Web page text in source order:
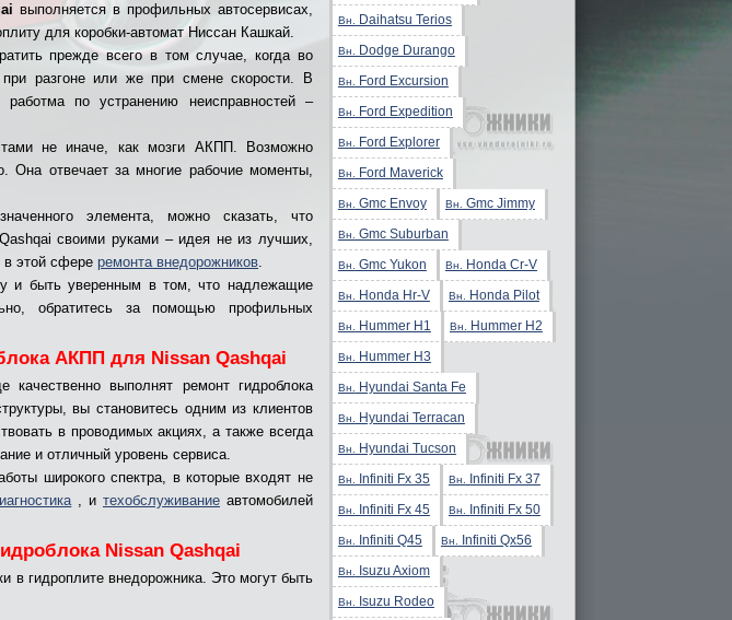
выполняется в профильных автосервисах,
для коробки-автомат Ниссан Кашкай.
прежде всего в том случае, когда во
разгоне или же при смене скорости. В
по устранению неисправностей –
не иначе, как мозги АКПП. Возможно
Она отвечает за многие рабочие моменты,
элемента, можно сказать, что
своими руками – идея не из лучших,
в этой сфереремонта внедорожников.
и быть уверенным в том, что надлежащие
обратитесь за помощью профильных
АКПП для Nissan Qashqai
качественно выполнят ремонт гидроблока
вы становитесь одним из клиентов
в проводимых акциях, а также всегда
и отличный уровень сервиса.
широкого спектра, в которые входят не
, и техобслуживание автомобилей
Nissan Qashqai
в гидроплите внедорожника. Это могут быть
Вн. Daihatsu Terios
Вн. Dodge Durango
Вн. Ford Excursion
Вн. Ford Expedition
Вн. Ford Explorer
Вн. Ford Maverick
Вн. Gmc Envoy Вн. Gmc Jimmy
Вн. Gmc Suburban
Вн. Gmc Yukon Вн. Honda Cr-V
Вн. Honda Hr-V Вн. Honda Pilot
Вн. Hummer H1 Вн. Hummer H2
Вн. Hummer H3
Вн. Hyundai Santa Fe
Вн. Hyundai Terracan
Вн. Hyundai Tucson
Вн. Infiniti Fx 35 Вн. Infiniti Fx 37
Вн. Infiniti Fx 45 Вн. Infiniti Fx 50
Вн. Infiniti Q45 Вн. Infiniti Qx56
Вн. Isuzu Axiom
Вн. Isuzu Rodeo